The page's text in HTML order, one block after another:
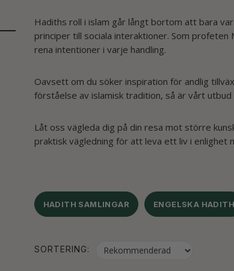
Hadiths roll i islam går långt bortom att bara
principer till sociala interaktioner. Som
rena intentioner i varje handling.
Oavsett om du söker inspiration för andlig
förståelse av islamisk tradition, så är vårt
Låt oss vägleda dig på din resa mot större
praktisk vägledning för att leva ett liv i enlighet
HADITH SAMLINGAR ENGELSKA HADITH
SORTERING: